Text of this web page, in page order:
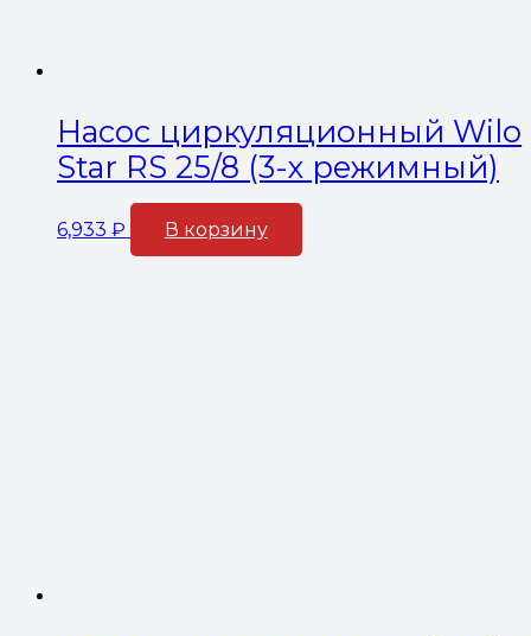
Насос циркуляционный Wilo
Star RS 25/8 (3-х режимный)
6,933 ₽ В корзину